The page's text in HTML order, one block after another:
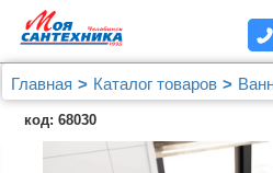
Главная Каталог товаров
Акриловая ванна Art&Max
170x80
код: 68030